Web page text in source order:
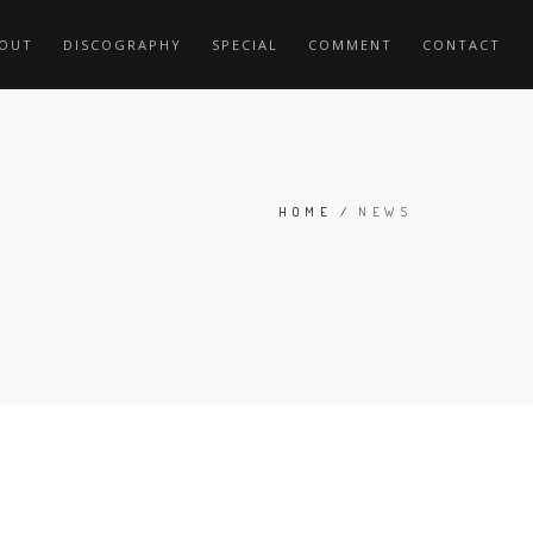
DISCOGRAPHY SPECIAL COMMENT CONTACT
HOME / NEWS